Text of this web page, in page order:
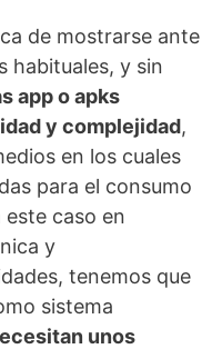
de mostrarse ante
habituales, y sin
app o apks
y complejidad,
en los cuales
para el consumo
este caso en
y
tenemos que
sistema
unos